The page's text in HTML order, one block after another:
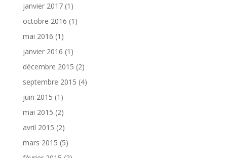
janvier 2017(1)
octobre 2016 (1)
mai 2016 (1)
janvier 2016 (1)
décembre 2015 (2)
septembre 2015 (4)
juin 2015 (1)
mai 2015 (2)
avril 2015 (2)
mars 2015 (5)